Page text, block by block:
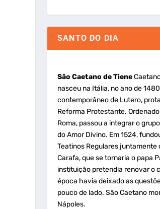
SANTO DO DIA
São Caetano de Tiene
nasceu na Itália, no ano de
contemporâneo de Lutero,
Reforma Protestante.
Roma, passou a integrar o
do Amor Divino. Em 1524,
Teatinos Regulares juntamente
Carafa, que se tornaria o papa
instituição pretendia renovar o
época havia deixado as
pouco de lado. São Caetano
Nápoles.